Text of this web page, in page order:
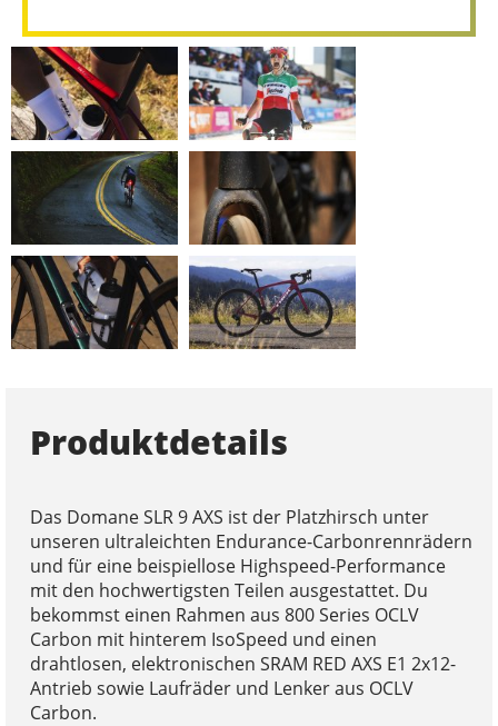
Produktdetails
Das Domane SLR 9 AXS ist der Platzhirsch unter
unseren ultraleichten Endurance-Carbonrennrädern
und für eine beispiellose Highspeed-Performance
mit den hochwertigsten Teilen ausgestattet. Du
bekommst einen Rahmen aus 800 Series OCLV
Carbon mit hinterem IsoSpeed und einen
drahtlosen, elektronischen SRAM RED AXS E1 2x12-
Antrieb sowie Laufräder und Lenker aus OCLV
Carbon.